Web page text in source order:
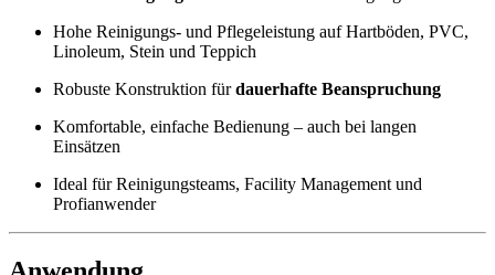
Hohe Reinigungs‑ und Pflegeleistung auf Hartböden, PVC,
Linoleum, Stein und Teppich
Robuste Konstruktion fürdauerhafte Beanspruchung
Komfortable, einfache Bedienung – auch bei langen
Einsätzen
Ideal für Reinigungsteams, Facility Management und
Profianwender